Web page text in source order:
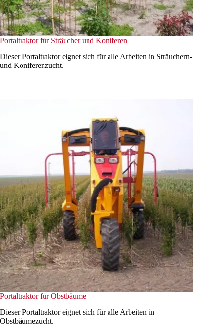
Portaltraktor für Sträucher und Koniferen
Dieser Portaltraktor eignet sich für alle Arbeiten in Sträuchern-
und Koniferenzucht.
Portaltraktor für Obstbäume
Dieser Portaltraktor eignet sich für alle Arbeiten in
Obstbäumezucht.